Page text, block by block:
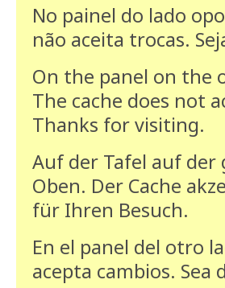
No painel do lado
não aceita trocas.
On the panel on the
The cache does not
Thanks for visiting.
Auf der Tafel auf
Oben. Der Cache
für Ihren Besuch.
En el panel del otro
acepta cambios. Sea